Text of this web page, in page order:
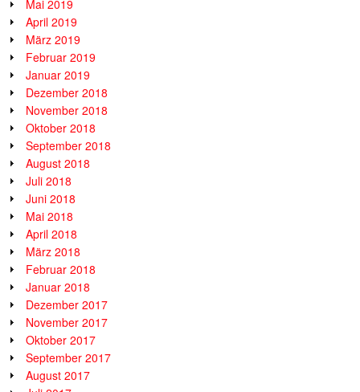
Mai 2019
April 2019
März 2019
Februar 2019
Januar 2019
Dezember 2018
November 2018
Oktober 2018
September 2018
August 2018
Juli 2018
Juni 2018
Mai 2018
April 2018
März 2018
Februar 2018
Januar 2018
Dezember 2017
November 2017
Oktober 2017
September 2017
August 2017